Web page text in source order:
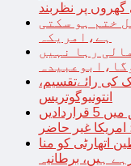
گھروں پر نظربند
ختم ہو سکتی
ہے،امریکہ
رہا نہیں
کی رائےتقسیم،
انتونیوگوتریس
اقوام متحدہ میں فلسطینیوں کے حق میں 5 قراردادیں
امریکا غیر حاضر
اتھارٹی کو منا
ہیں، برطانیہ